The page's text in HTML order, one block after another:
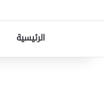
الرئيسية